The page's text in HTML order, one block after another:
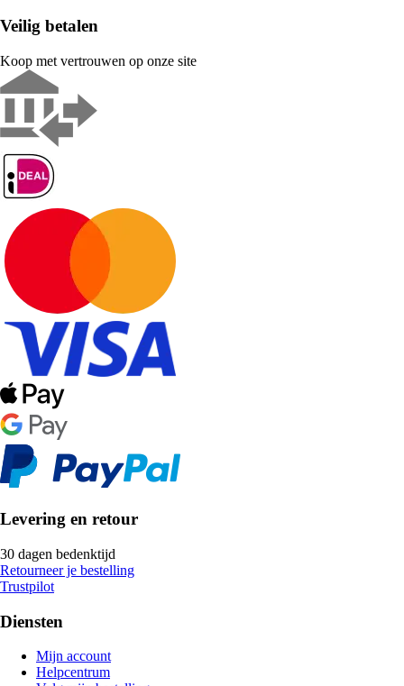
Veilig betalen
Koop met vertrouwen op onze site
Levering en retour
30 dagen bedenktijd
Retourneer je bestelling
Trustpilot
Diensten
Mijn account
Helpcentrum